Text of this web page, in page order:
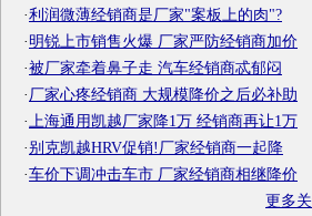
·利润微薄经销商是厂家"案板上的肉"?
·明锐上市销售火爆 厂家严防经销商加价
·被厂家牵着鼻子走 汽车经销商忒郁闷
·厂家心疼经销商 大规模降价之后必补助
· 上海通用凯越厂家降1万 经销商再让1万
·别克凯越HRV促销!厂家经销商一起降
·车价下调冲击车市 厂家经销商相继降价
更多